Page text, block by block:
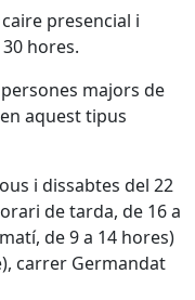
presencial i
hores.
majors de
aquest tipus
i dissabtes del 22
de tarda, de 16 a
de 9 a 14 hores)
carrer Germandat